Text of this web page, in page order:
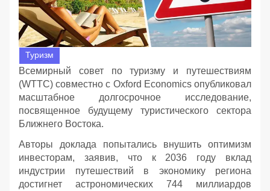
Туризм
Всемирный совет по туризму и путешествиям
(WTTC) совместно с Oxford Economics опубликовал
масштабное долгосрочное исследование,
посвященное будущему туристического сектора
Ближнего Востока.
Авторы доклада попытались внушить оптимизм
инвесторам, заявив, что к 2036 году вклад
индустрии путешествий в экономику региона
достигнет астрономических 744 миллиардов